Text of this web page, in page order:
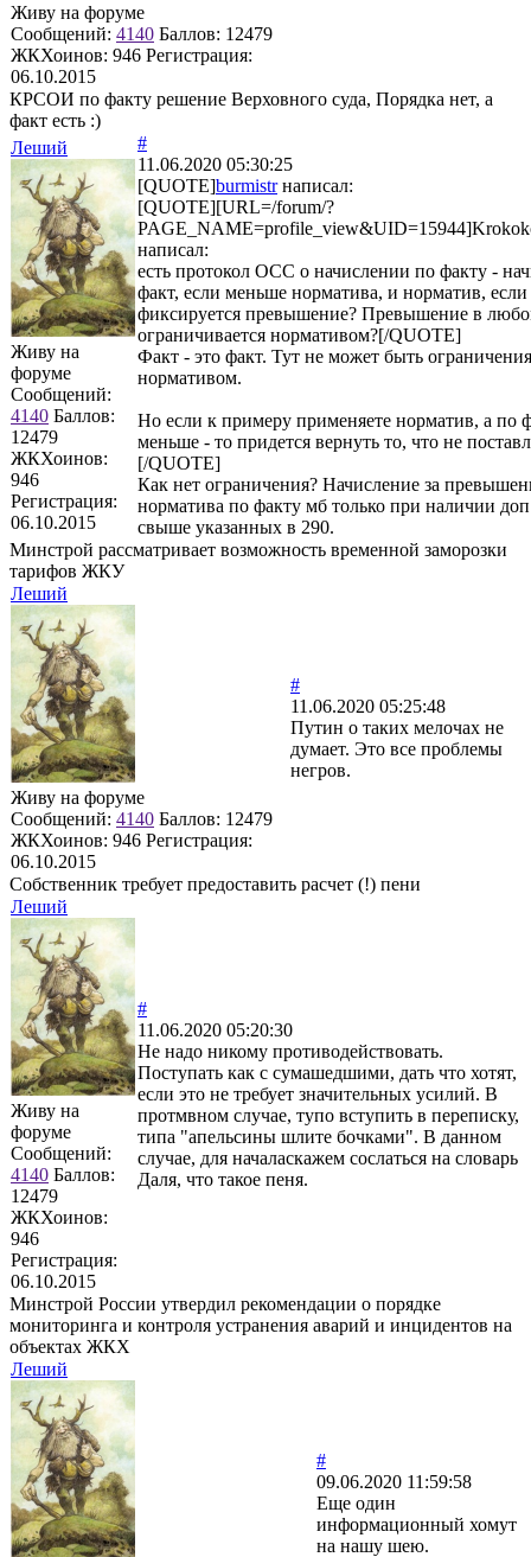
Живу на форуме
Сообщений: 4140 Баллов: 12479
ЖКХоинов: 946 Регистрация:
06.10.2015
КРСОИ по факту решение Верховного суда, Порядка нет, а
факт есть :)
Леший
Живу на
форуме
Сообщений:
4140 Баллов:
12479
ЖКХоинов:
946
Регистрация:
06.10.2015
#
11.06.2020 05:30:25
[QUOTE]burmistrнаписал:
[QUOTE][URL=/forum/?
написал:
есть протокол ОСС о начислении по факту -
факт, если меньше норматива, и норматив, если
фиксируется превышение? Превышение в
ограничивается нормативом?[/QUOTE]
Факт - это факт. Тут не может быть ограничения
нормативом.
Но если к примеру применяете норматив, а по
меньше - то придется вернуть то, что не
[/QUOTE]
Как нет ограничения? Начисление за
норматива по факту мб только при наличии доп
свыше указанных в 290.
Минстрой рассматривает возможность временной заморозки
тарифов ЖКУ
Леший
Живу на форуме
Сообщений: 4140 Баллов: 12479
ЖКХоинов: 946 Регистрация:
06.10.2015
#
11.06.2020 05:25:48
Путин о таких мелочах не
думает. Это все проблемы
негров.
Собственник требует предоставить расчет (!) пени
Леший
Живу на
форуме
Сообщений:
4140 Баллов:
12479
ЖКХоинов:
946
Регистрация:
06.10.2015
#
11.06.2020 05:20:30
Не надо никому противодействовать.
Поступать как с сумашедшими, дать что хотят,
если это не требует значительных усилий. В
протмвном случае, тупо вступить в переписку,
типа "апельсины шлите бочками". В данном
случае, для началаскажем сослаться на словарь
Даля, что такое пеня.
Минстрой России утвердил рекомендации о порядке
мониторинга и контроля устранения аварий и инцидентов на
объектах ЖКХ
Леший
#
09.06.2020 11:59:58
Еще один
информационный хомут
на нашу шею.